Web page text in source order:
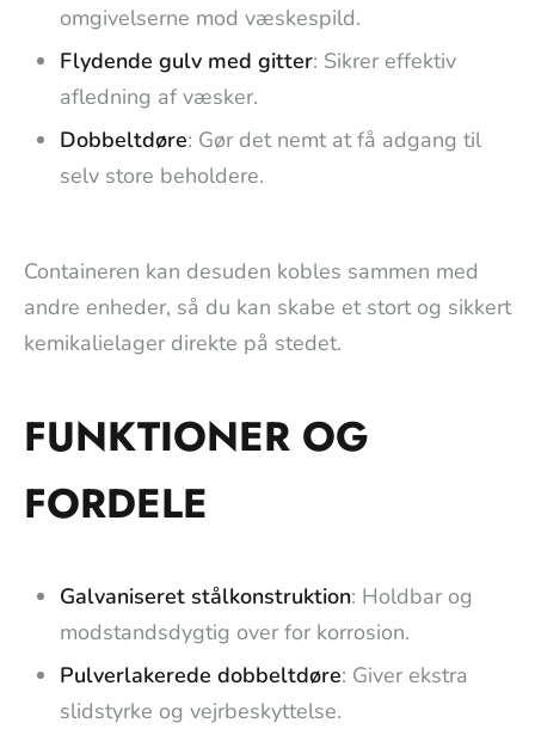
omgivelserne mod væskespild.
Flydende gulv med gitter: Sikrer effektiv
afledning af væsker.
Dobbeltdøre: Gør det nemt at få adgang til
selv store beholdere.
Containeren kan desuden kobles sammen med
andre enheder, så du kan skabe et stort og sikkert
kemikalielager direkte på stedet.
FUNKTIONER OG
FORDELE
Galvaniseret stålkonstruktion: Holdbar og
modstandsdygtig over for korrosion.
Pulverlakerede dobbeltdøre: Giver ekstra
slidstyrke og vejrbeskyttelse.